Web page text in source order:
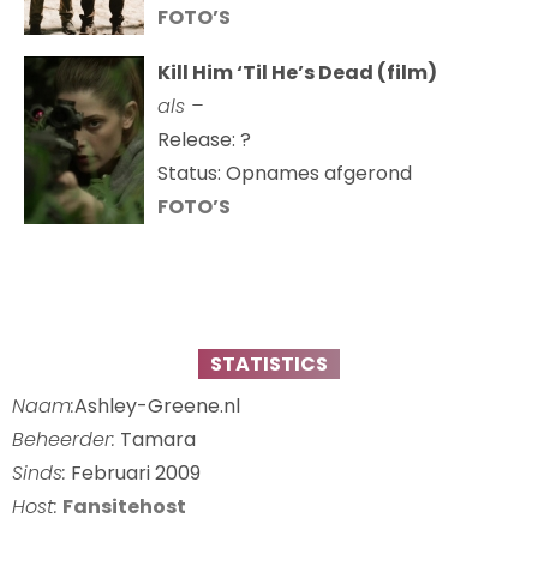
FOTO’S
Kill Him ‘Til He’s Dead (film)
als –
Release: ?
Status: Opnames afgerond
FOTO’S
STATISTICS
Naam:Ashley-Greene.nl
Beheerder: Tamara
Sinds: Februari 2009
Host: Fansitehost